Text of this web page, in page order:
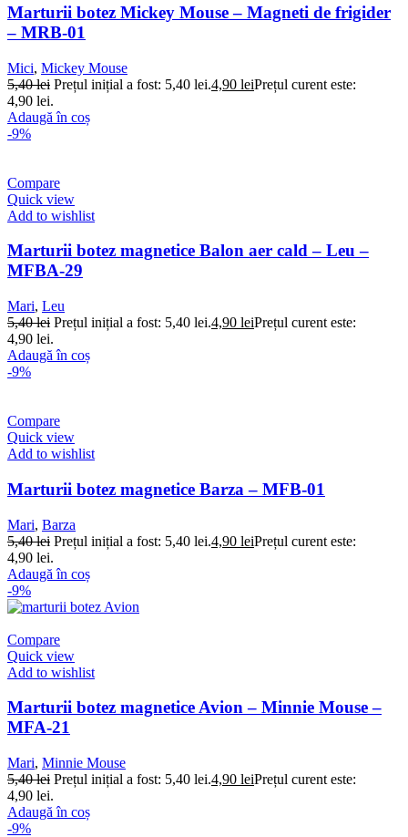
Marturii botez Mickey Mouse – Magneti de frigider
– MRB-01
Mici, Mickey Mouse
5,40lei Prețul inițial a fost: 5,40 lei.4,90 leiPrețul curent este:
4,90 lei.
Adaugă în coș
-9%
Compare
Quick view
Add to wishlist
Marturii botez magnetice Balon aer cald – Leu –
MFBA-29
Mari, Leu
5,40lei Prețul inițial a fost: 5,40 lei.4,90 leiPrețul curent este:
4,90 lei.
Adaugă în coș
-9%
Compare
Quick view
Add to wishlist
Marturii botez magnetice Barza – MFB-01
Mari, Barza
5,40lei Prețul inițial a fost: 5,40 lei.4,90 leiPrețul curent este:
4,90 lei.
Adaugă în coș
-9%
Compare
Quick view
Add to wishlist
Marturii botez magnetice Avion – Minnie Mouse –
MFA-21
Mari, Minnie Mouse
5,40lei Prețul inițial a fost: 5,40 lei.4,90 leiPrețul curent este:
4,90 lei.
Adaugă în coș
-9%